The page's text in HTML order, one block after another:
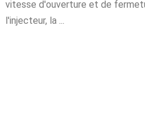
vitesse d'ouverture et de
l'injecteur, la ...